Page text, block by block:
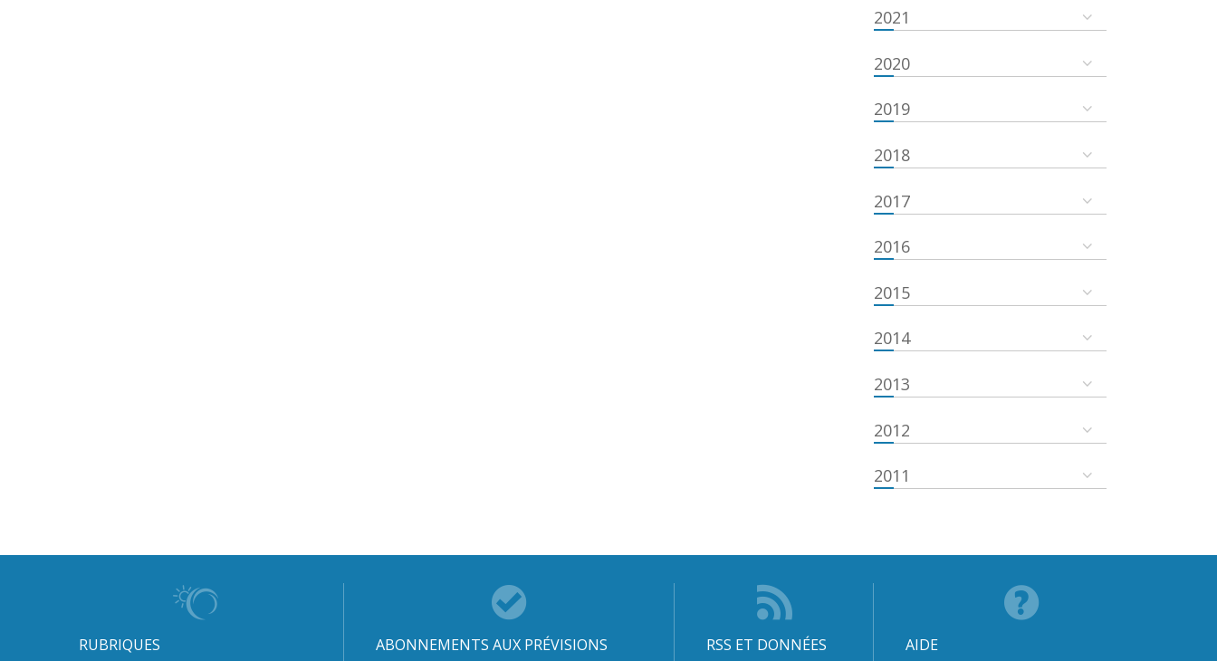
2021
2020
2019
2018
2017
2016
2015
2014
2013
2012
2011
RUBRIQUES ABONNEMENTS AUX PRÉVISIONS RSS ET DONNÉES AIDE